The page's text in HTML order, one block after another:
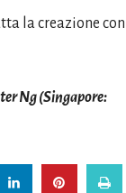
la creazione con
Ng (Singapore: